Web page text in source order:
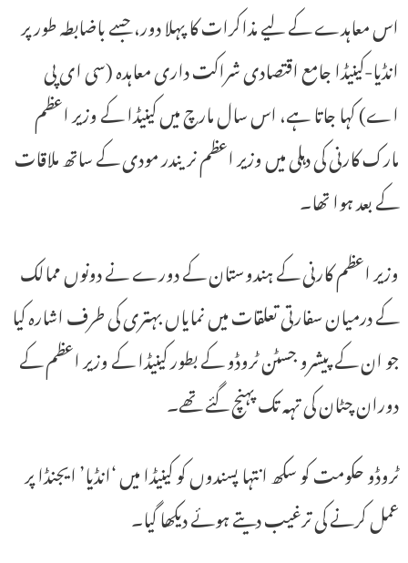
اس معاہدے کے لیے مذاکرات کا پہلا دور، جسے باضابطہ طور پر
انڈیا-کینیڈا جامع اقتصادی شراکت داری معاہدہ (سی ای پی
اے) کہا جاتا ہے، اس سال مارچ میں کینیڈا کے وزیر اعظم
مارک کارنی کی دہلی میں وزیر اعظم نریندر مودی کے ساتھ ملاقات
کے بعد ہوا تھا۔
وزیر اعظم کارنی کے ہندوستان کے دورے نے دونوں ممالک
کے درمیان سفارتی تعلقات میں نمایاں بہتری کی طرف اشارہ کیا
جو ان کے پیشرو جسٹن ٹروڈو کے بطور کینیڈا کے وزیر اعظم کے
دوران چٹان کی تہہ تک پہنچ گئے تھے۔
ٹروڈو حکومت کو سکھ انتہا پسندوں کو کینیڈا میں ‘انڈیا’ ایجنڈا پر
عمل کرنے کی ترغیب دیتے ہوئے دیکھا گیا۔